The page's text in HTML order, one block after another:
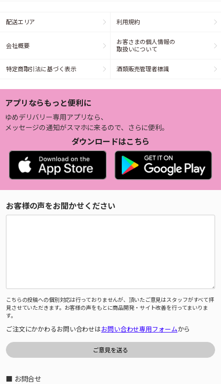
配送エリア 利用規約
会社概要
お客さまの個人情報の
取扱いについて
特定商取引法に基づく表示 酒類販売管理者標識
アプリならもっと便利に
ゆめデリバリー専用アプリなら、
メッセージの通知がスマホに来るので、さらに便利。
ダウンロードはこちら
お客様の声をお聞かせください
こちらの投稿への個別対応は行っておりませんが、頂いたご意見はスタッフがすべて拝
見させていただきます。お客様の声をもとに商品開発・サイト改善を行ってまいりま
す。
ご注文にかかわるお問い合わせはお問い合わせ専用フォームから
■ お問合せ